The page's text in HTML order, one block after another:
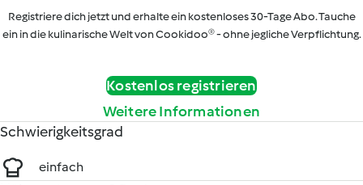
Registriere dich jetzt und erhalte ein kostenloses 30-Tage Abo. Tauche
ein in die kulinarische Welt von Cookidoo® - ohne jegliche Verpflichtung.
Kostenlos registrieren
Weitere Informationen
Schwierigkeitsgrad
einfach